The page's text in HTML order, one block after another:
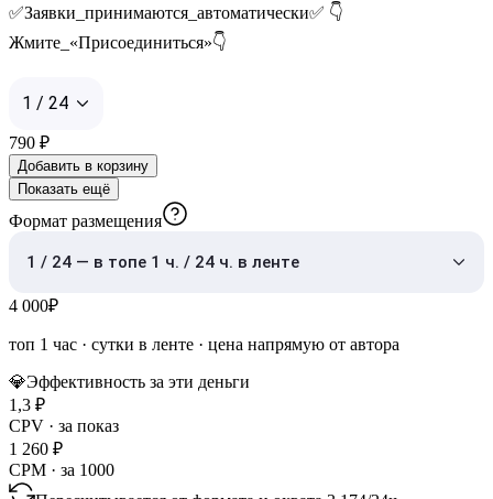
✅Заявки_принимаются_автоматически✅ 👇
Жмите_«Присоединиться»👇
1 / 24
790 ₽
Добавить в корзину
Показать ещё
Формат размещения
1 / 24 — в топе 1 ч. / 24 ч. в ленте
4 000₽
топ 1 час · сутки в ленте · цена напрямую от автора
💎Эффективность за эти деньги
1,3 ₽
CPV · за показ
1 260 ₽
CPM · за 1000